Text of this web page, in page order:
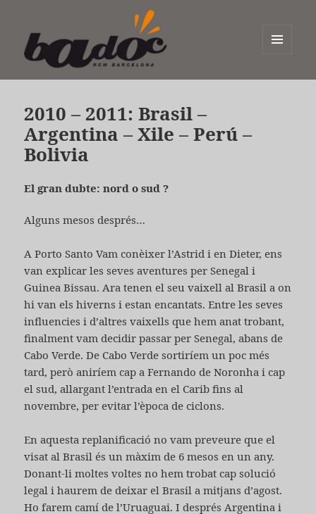
GINYS
2010 – 2011: Brasil –
Argentina – Xile – Perú –
Bolivia
El gran dubte: nord o sud ?
Alguns mesos després…
A Porto Santo Vam conèixer l’Astrid i en Dieter, ens
van explicar les seves aventures per Senegal i
Guinea Bissau. Ara tenen el seu vaixell al Brasil a on
hi van els hiverns i estan encantats. Entre les seves
influencies i d’altres vaixells que hem anat trobant,
finalment vam decidir passar per Senegal, abans de
Cabo Verde. De Cabo Verde sortiríem un poc més
tard, però aniríem cap a Fernando de Noronha i cap
el sud, allargant l’entrada en el Carib fins al
novembre, per evitar l’època de ciclons.
En aquesta replanificació no vam preveure que el
visat al Brasil és un màxim de 6 mesos en un any.
Donant-li moltes voltes no hem trobat cap solució
legal i haurem de deixar el Brasil a mitjans d’agost.
Ho farem camí de l’Uruaguai. I després Argentina i